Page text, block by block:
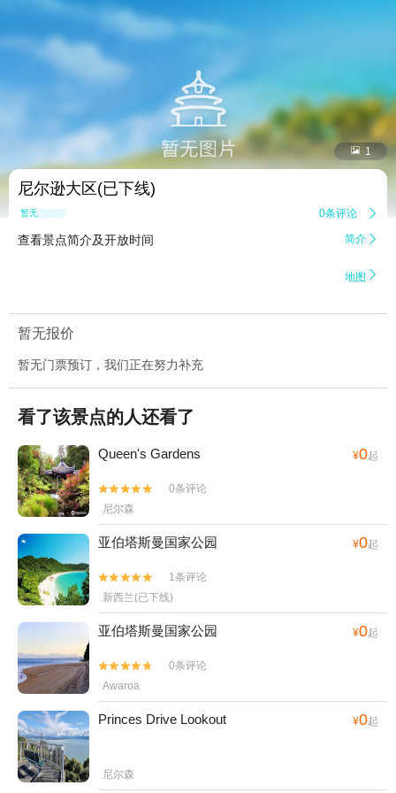
 1
尼尔逊大区(已下线)
暂无点评 0条评论 
查看景点简介及开放时间 简介 
地图 
暂无报价
暂无门票预订，我们正在努力补充
看了该景点的人还看了
Queen's Gardens ¥0起


0条评论
尼尔森
亚伯塔斯曼国家公园 ¥0起


1条评论
新西兰(已下线)
亚伯塔斯曼国家公园 ¥0起


0条评论
Awaroa
Princes Drive Lookout ¥0起
尼尔森